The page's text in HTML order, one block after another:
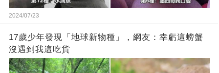
2024/07/23
17歲少年發現「地球新物種」，網友：幸虧這螃蟹
沒遇到我這吃貨